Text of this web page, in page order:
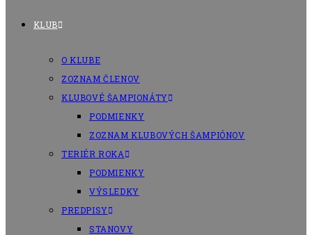
KLUB
O KLUBE
ZOZNAM ČLENOV
KLUBOVÉ ŠAMPIONÁTY
PODMIENKY
ZOZNAM KLUBOVÝCH ŠAMPIÓNOV
TERIÉR ROKA
PODMIENKY
VÝSLEDKY
PREDPISY
STANOVY